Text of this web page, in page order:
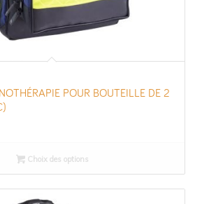
POUR BOUTEILLE DE 2
Choix des options